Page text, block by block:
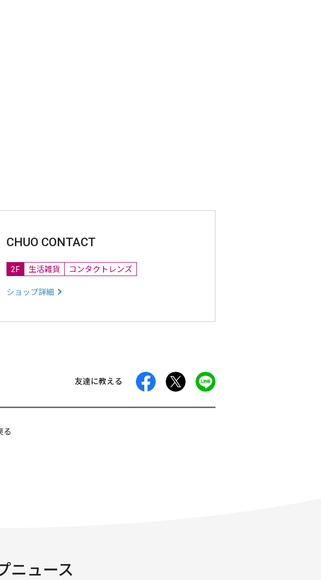
CHUO CONTACT
2F 生活雑貨 コンタクトレンズ
ショップ詳細
友達に教える facebook
る
ニュース